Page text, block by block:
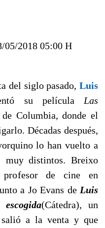
05/2018 05:00 H
del siglo pasado, Luis
su película Las
Columbia, donde el
Décadas después,
lo han vuelto a
muy distintos. Breixo
profesor de cine en
a Jo Evans de Luis
escogida(Cátedra), un
salió a la venta y que